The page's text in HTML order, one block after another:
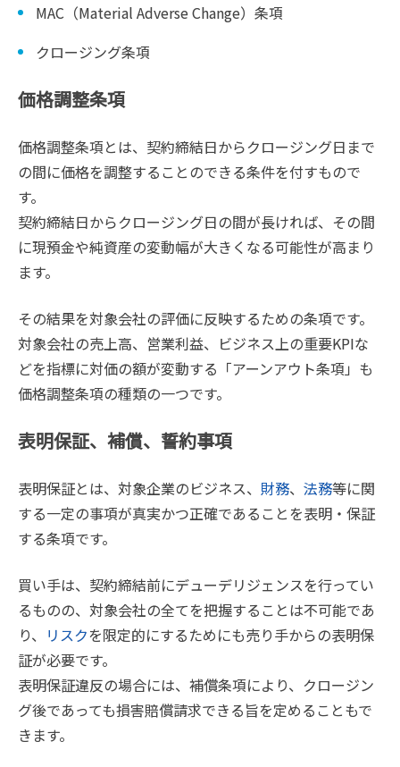
MAC（Material Adverse Change）条項
クロージング条項
価格調整条項
価格調整条項とは、契約締結日からクロージング日まで
の間に価格を調整することのできる条件を付すもので
す。
契約締結日からクロージング日の間が長ければ、その間
に現預金や純資産の変動幅が大きくなる可能性が高まり
ます。
その結果を対象会社の評価に反映するための条項です。
対象会社の売上高、営業利益、ビジネス上の重要KPIな
どを指標に対価の額が変動する「アーンアウト条項」も
価格調整条項の種類の一つです。
表明保証、補償、誓約事項
表明保証とは、対象企業のビジネス、 財務、 法務等に関
する一定の事項が真実かつ正確であることを表明・保証
する条項です。
買い手は、契約締結前にデューデリジェンスを行ってい
るものの、対象会社の全てを把握することは不可能であ
り、 リスクを限定的にするためにも売り手からの表明保
証が必要です。
表明保証違反の場合には、補償条項により、クロージン
グ後であっても損害賠償請求できる旨を定めることもで
きます。